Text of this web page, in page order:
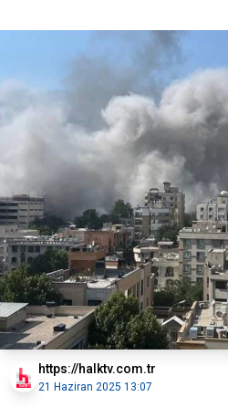
https://halktv.com.tr
21 Haziran 2025 13:07